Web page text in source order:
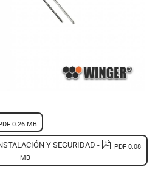
0.26 MB
Y SEGURIDAD -
PDF 0.08
MB